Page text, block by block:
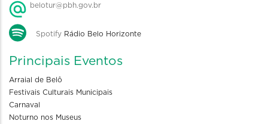
belotur@pbh.gov.br
Spotify Rádio Belo Horizonte
Principais Eventos
Arraial de Belô
Festivais Culturais Municipais
Carnaval
Noturno nos Museus